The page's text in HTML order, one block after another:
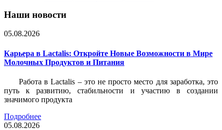
Наши новости
05.08.2026
Карьера в Lactalis: Откройте Новые Возможности в Мире
Молочных Продуктов и Питания
Работа в Lactalis – это не просто место для заработка, это
путь к развитию, стабильности и участию в создании
значимого продукта
Подробнее
05.08.2026